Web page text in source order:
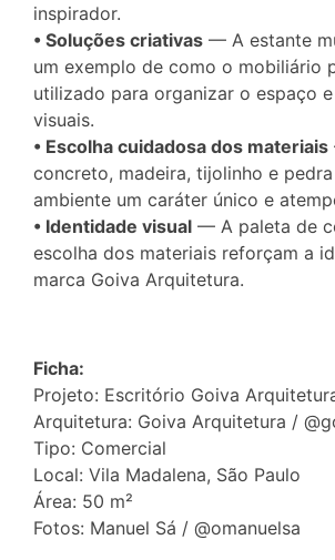
inspirador.
• Soluções criativas — A estante
um exemplo de como o mobiliário
utilizado para organizar o espaço
visuais.
• Escolha cuidadosa dos materiais
concreto, madeira, tijolinho e
ambiente um caráter único e
• Identidade visual — A paleta de
escolha dos materiais reforçam a
marca Goiva Arquitetura.
Ficha:
Projeto: Escritório Goiva
Arquitetura: Goiva Arquitetura /
Tipo: Comercial
Local: Vila Madalena, São Paulo
Área: 50 m²
Fotos: Manuel Sá / @omanuelsa